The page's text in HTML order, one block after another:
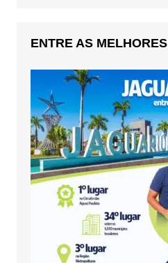
ENTRE AS MELHORES